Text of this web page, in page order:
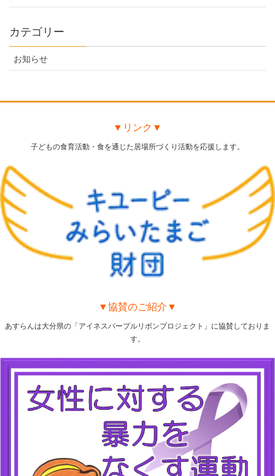
カテゴリー
お知らせ
▼リンク▼
子どもの食育活動・食を通じた居場所づくり活動を応援します。
▼協賛のご紹介▼
あすらんは大分県の「アイネスパープルリボンプロジェクト」に協賛しておりま
す。